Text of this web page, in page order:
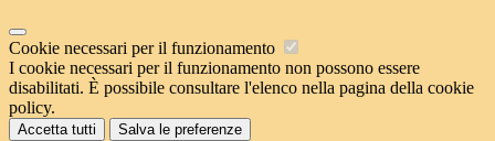
Cookie necessari per il funzionamento
I cookie necessari per il funzionamento non possono essere
disabilitati. È possibile consultare l'elenco nella pagina della cookie
policy.
Accetta tutti Salva le preferenze